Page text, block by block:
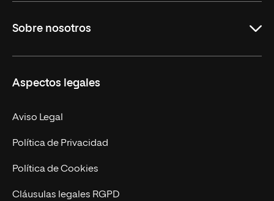
Derecho
Empresa
MBA
Marketing y Comunicación
Ingeniería
Diseño
Sobre nosotros
Nuestro Equipo
Contacto
Aspectos legales
Aviso Legal
Política de Privacidad
Política de Cookies
Cláusulas legales RGPD